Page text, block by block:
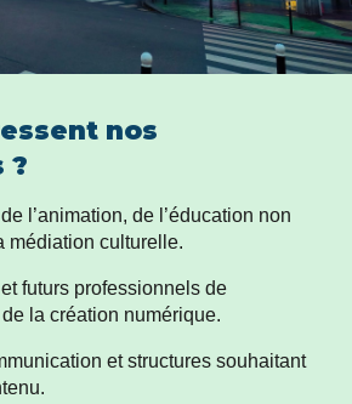
nos
?
l’animation, de l’éducation non
médiation culturelle.
futurs professionnels de
de la création numérique.
et structures souhaitant